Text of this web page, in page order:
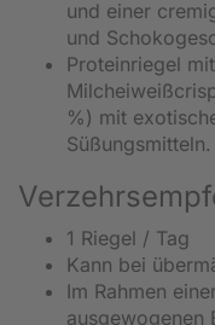
und einer
und
Proteinriegel
%) mit
Süßungsmitteln.
1 Riegel / Tag
Kann bei
Im Rahmen
ausgewogenen